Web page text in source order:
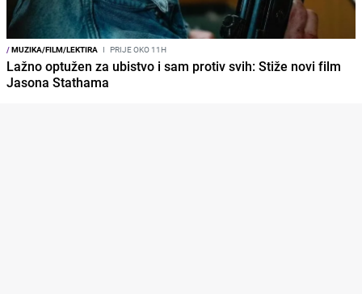
/MUZIKA/FILM/LEKTIRA I PRIJE OKO 11H
Lažno optužen za ubistvo i sam protiv svih: Stiže novi film
Jasona Stathama